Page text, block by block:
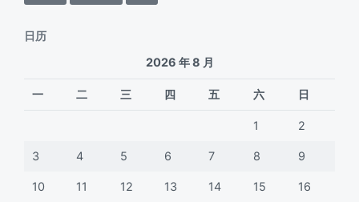
日历
2026 年 8 月
一 二 三 四 五 六 日
1 2
3 4 5 6 7 8 9
10 11 12 13 14 15 16